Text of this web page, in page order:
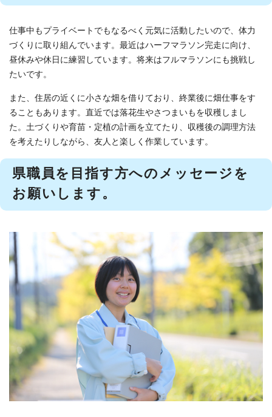
仕事中もプライベートでもなるべく元気に活動したいので、体力
づくりに取り組んでいます。最近はハーフマラソン完走に向け、
昼休みや休日に練習しています。将来はフルマラソンにも挑戦し
たいです。
また、住居の近くに小さな畑を借りており、終業後に畑仕事をす
ることもあります。直近では落花生やさつまいもを収穫しまし
た。土づくりや育苗・定植の計画を立てたり、収穫後の調理方法
を考えたりしながら、友人と楽しく作業しています。
県職員を目指す方へのメッセージを
お願いします。